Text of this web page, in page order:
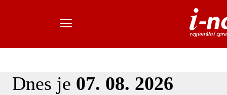
Dnes je 07. 08. 2026